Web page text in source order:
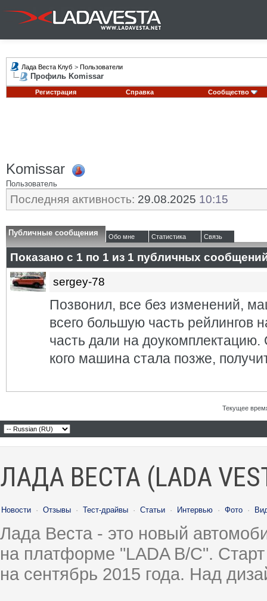
Лада Веста Клуб > Пользователи
Профиль Komissar
Регистрация Справка Сообщество
Komissar
Пользователь
Последняя активность: 29.08.2025 10:15
Публичные сообщения Обо мне Статистика Связь
Показано с 1 по 1 из 1 публичных
sergey-78
Позвонил, все без изменений,
всего большую часть рейлингов
часть дали на доукомплектацию.
кого машина стала позже,
Текущее
ЛАДА ВЕСТА (LADA
Новости · Отзывы · Тест-драйвы · Статьи · Интервью · Фото ·
Лада Веста - это новый
на платформе "LADA B/C".
на сентябрь 2015 года. Над